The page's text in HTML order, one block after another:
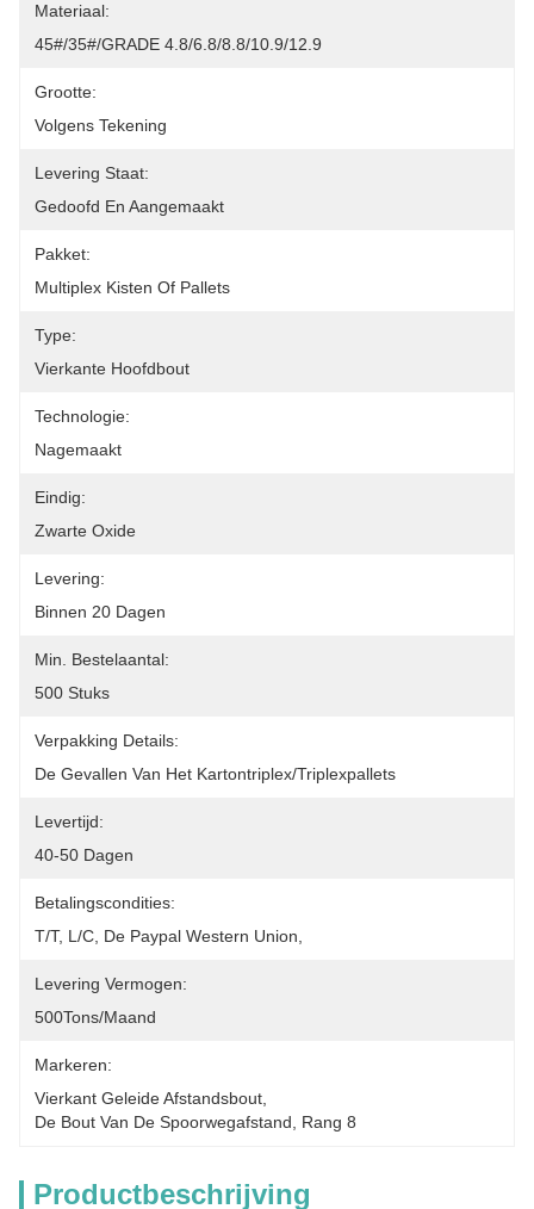
Materiaal:
45#/35#/GRADE 4.8/6.8/8.8/10.9/12.9
Grootte:
Volgens Tekening
Levering Staat:
Gedoofd En Aangemaakt
Pakket:
Multiplex Kisten Of Pallets
Type:
Vierkante Hoofdbout
Technologie:
Nagemaakt
Eindig:
Zwarte Oxide
Levering:
Binnen 20 Dagen
Min. Bestelaantal:
500 Stuks
Verpakking Details:
De Gevallen Van Het Kartontriplex/triplexpallets
Levertijd:
40-50 Dagen
Betalingscondities:
T/T, L/C, De Paypal Western Union,
Levering Vermogen:
500Tons/maand
Markeren:
Vierkant Geleide Afstandsbout
De Bout Van De Spoorwegafstand
Rang 8
Productbeschrijving